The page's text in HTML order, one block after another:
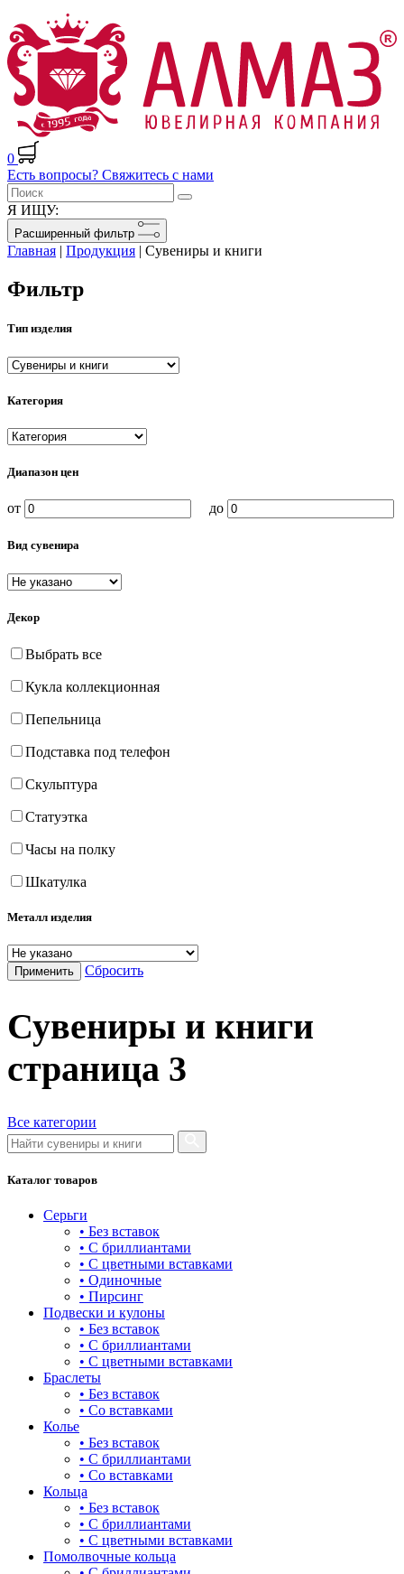
0
Есть вопросы? Свяжитесь с нами
Я ИЩУ:
Расширенный фильтр
Главная | Продукция | Сувениры и книги
Фильтр
Тип изделия
Категория
Диапазон цен
от до
Вид сувенира
Декор
Выбрать все
Кукла коллекционная
Пепельница
Подставка под телефон
Скульптура
Статуэтка
Часы на полку
Шкатулка
Металл изделия
Применить Сбросить
Сувениры и книги
страница 3
Все категории
Каталог товаров
Серьги
• Без вставок
• С бриллиантами
• С цветными вставками
• Одиночные
• Пирсинг
Подвески и кулоны
• Без вставок
• С бриллиантами
• С цветными вставками
Браслеты
• Без вставок
• Со вставками
Колье
• Без вставок
• С бриллиантами
• Со вставками
Кольца
• Без вставок
• С бриллиантами
• С цветными вставками
Помолвочные кольца